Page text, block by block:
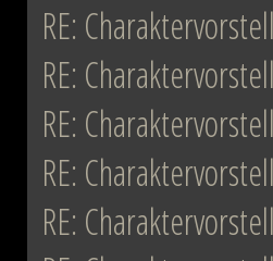
RE:
RE:
RE:
RE:
RE: